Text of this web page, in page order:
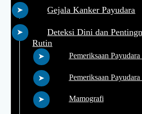
Gejala Kanker Payudara
Deteksi Dini dan
Rutin
Pemeriksaan
Pemeriksaan
Mamografi